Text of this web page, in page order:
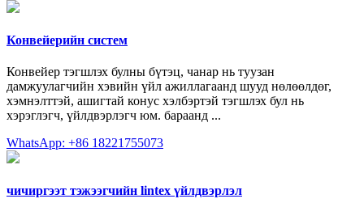
Конвейерийн систем
Конвейер тэгшлэх булны бүтэц, чанар нь туузан
дамжуулагчийн хэвийн үйл ажиллагаанд шууд нөлөөлдөг,
хэмнэлттэй, ашигтай конус хэлбэртэй тэгшлэх бул нь
хэрэглэгч, үйлдвэрлэгч юм. бараанд ...
WhatsApp: +86 18221755073
чичиргээт тэжээгчийн lintex үйлдвэрлэл